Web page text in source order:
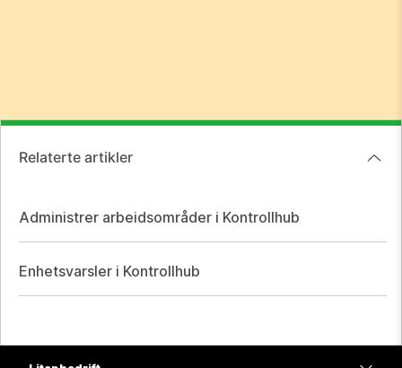
Relaterte artikler
Administrer arbeidsområder i Kontrollhub
Enhetsvarsler i Kontrollhub